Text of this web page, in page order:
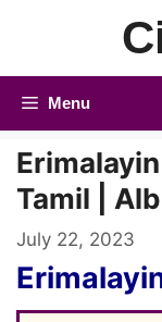
Menu
Tamil |
July 22, 2023